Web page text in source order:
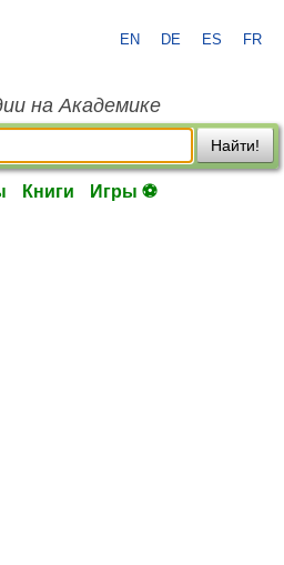
EN DE ES FR
на Академике
Найти!
Книги Игры ⚽